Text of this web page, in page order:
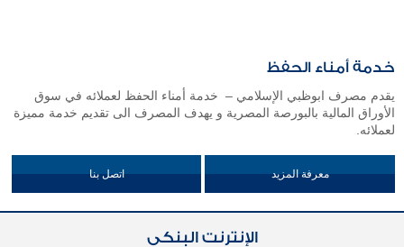
خدمة أمناء الحفظ
يقدم مصرف ابوظبي الإسلامي – خدمة أمناء الحفظ لعملائه في سوق
الأوراق المالية بالبورصة المصرية و يهدف المصرف الى تقديم خدمة مميزة
لعملائه.
معرفة المزيد اتصل بنا
الإنترنت البنكي